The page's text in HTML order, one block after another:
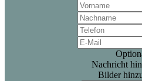
Nachricht
Bilder